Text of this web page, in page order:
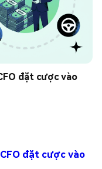
đặt cược vào
đặt cược vào